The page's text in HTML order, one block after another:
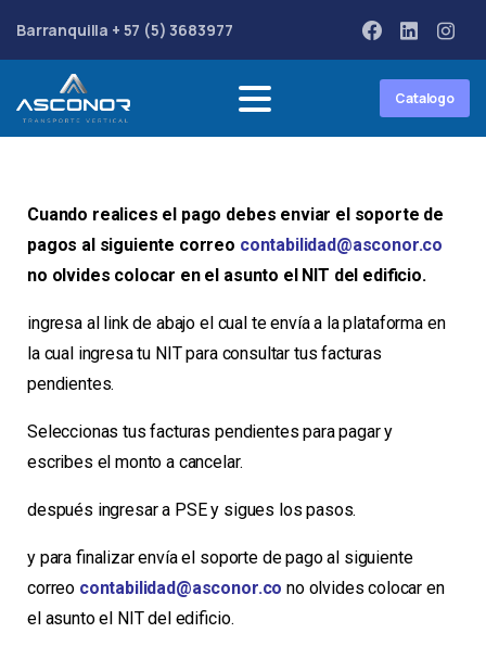
Barranquilla + 57 (5) 3683977
Catalogo
Cuando realices el pago debes enviar el soporte de
pagos al siguiente correo contabilidad@asconor.co
no olvides colocar en el asunto el NIT del edificio.
ingresa al link de abajo el cual te envía a la plataforma en
la cual ingresa tu NIT para consultar tus facturas
pendientes.
Seleccionas tus facturas pendientes para pagar y
escribes el monto a cancelar.
después ingresar a PSE y sigues los pasos.
y para finalizar envía el soporte de pago al siguiente
correo contabilidad@asconor.co no olvides colocar en
el asunto el NIT del edificio.